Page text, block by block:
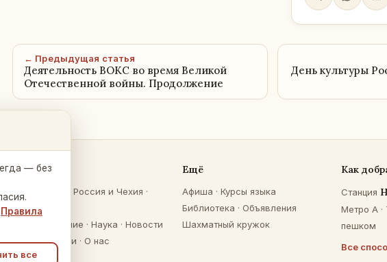
← Предыдущая статья
Деятельность ВОКС во время Великой
Отечественной войны. Продолжение
День культуры
Разделы
Россия и Чехия ·
Культура
Образование · Наука · Новости
Публикации · О нас
Ещё
Афиша · Курсы языка
Библиотека · Объявления
Шахматный кружок
Как
Станция
Метро A ·
пешком
Все
— без
Правила
все